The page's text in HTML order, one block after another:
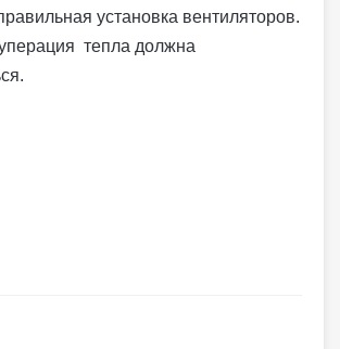
установка вентиляторов.
тепла должна